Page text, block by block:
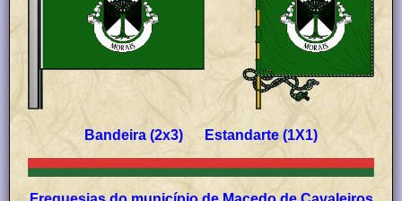
Bandeira (2x3) Estandarte (1X1)